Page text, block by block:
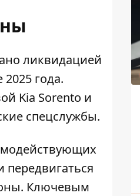
ликвидацией
года.
Kia Sorento и
спецслужбы.
Ключевым